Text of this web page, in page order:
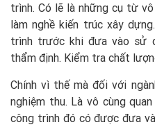
trình. Có lẽ là những cụ từ
làm nghề kiến trúc xây
trình trước khi đưa vào sử
thẩm định. Kiểm tra chất
Chính vì thế mà đối với
nghiệm thu. Là vô cùng
công trình đó có được đưa